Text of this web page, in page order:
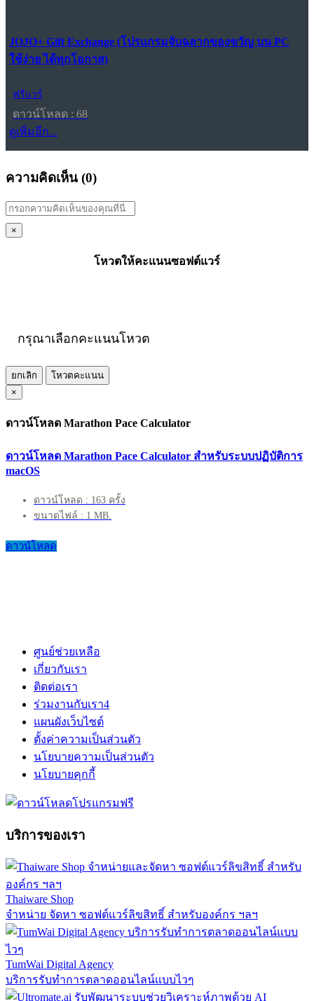
JOJO+ Gift Exchange (โปรแกรมจับฉลากของขวัญ บน PC
ใช้ง่าย ได้ทุกโอกาส)
ฟรีแวร์
ดาวน์โหลด : 68
ดูเพิ่มอีก...
ความคิดเห็น (0)
×
โหวตให้คะแนนซอฟต์แวร์
กรุณาเลือกคะแนนโหวต
ยกเลิก
โหวตคะแนน
×
ดาวน์โหลด Marathon Pace Calculator
ดาวน์โหลด Marathon Pace Calculator สำหรับระบบปฏิบัติการ
macOS
ดาวน์โหลด : 163 ครั้ง
ขนาดไฟล์ : 1 MB.
ดาวน์โหลด
ศูนย์ช่วยเหลือ
เกี่ยวกับเรา
ติดต่อเรา
ร่วมงานกับเรา4
แผนผังเว็บไซต์
ตั้งค่าความเป็นส่วนตัว
นโยบายความเป็นส่วนตัว
นโยบายคุกกี้
บริการของเรา
Thaiware Shop
จำหน่าย จัดหา ซอฟต์แวร์ลิขสิทธิ์ สำหรับองค์กร ฯลฯ
TumWai Digital Agency
บริการรับทำการตลาดออนไลน์แบบไวๆ